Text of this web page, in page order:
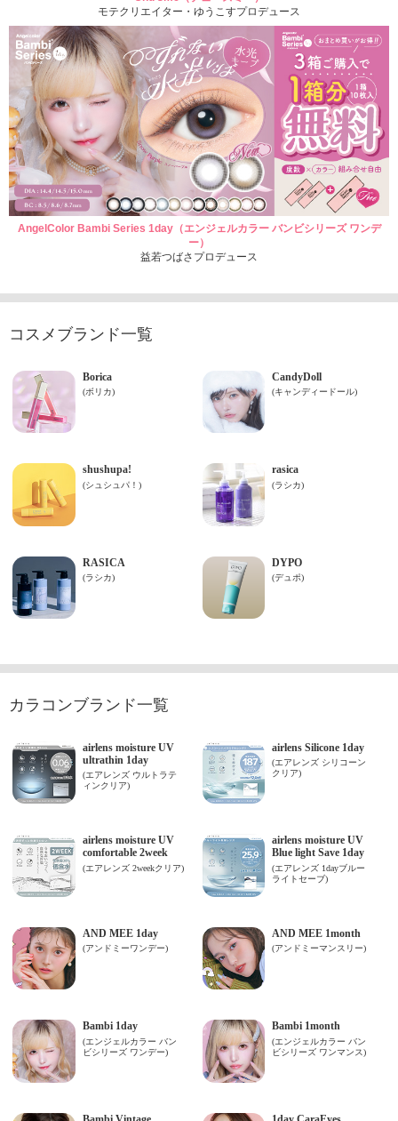
モテクリエイター・ゆうこすプロデュース
AngelColor Bambi Series 1day（エンジェルカラー バンビシリーズ ワンデ
ー）
益若つばさプロデュース
コスメブランド一覧
カラコンブランド一覧